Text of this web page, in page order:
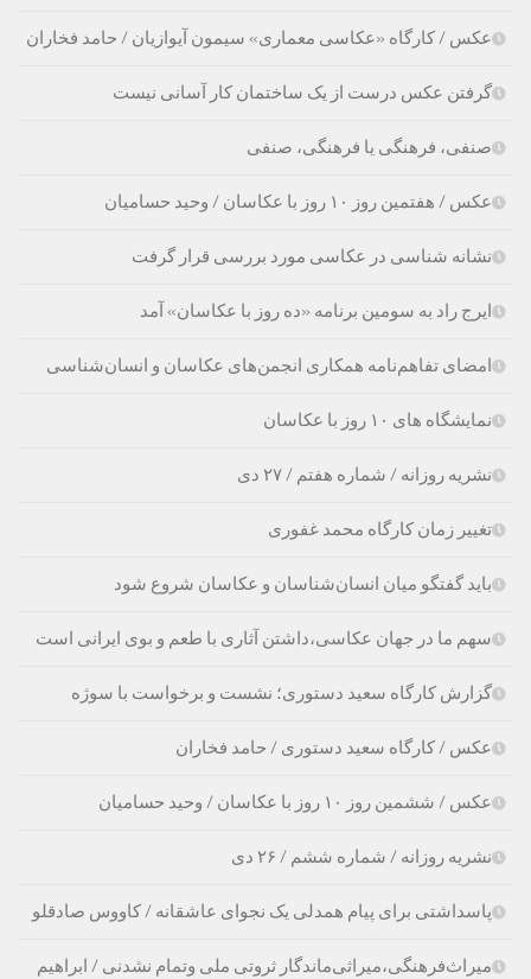
عکس / کارگاه «عکاسی معماری» سیمون آیوازیان / حامد فخاران
گرفتن عکس درست از یک ساختمان کار آسانی نیست
صنفی، فرهنگی یا فرهنگی، صنفی
عکس / هفتمین روز ۱۰ روز با عکاسان / وحید حسامیان
نشانه شناسی در عکاسی مورد بررسی قرار گرفت
ایرج راد به سومین برنامه «ده روز با عکاسان» آمد
امضای تفاهم‌نامه همکاری انجمن‌های عکاسان و انسان‌شناسی
نمایشگاه های ۱۰ روز با عکاسان
نشریه روزانه / شماره هفتم / ۲۷ دی
تغییر زمان کارگاه محمد غفوری
باید گفتگو میان انسان‌شناسان و عکاسان شروع شود
سهم ما در جهان عکاسی،داشتن آثاری با طعم و بوی ایرانی است
گزارش کارگاه سعید دستوری؛ نشست و برخواست با سوژه
عکس / کارگاه سعید دستوری / حامد فخاران
عکس / ششمین روز ۱۰ روز با عکاسان / وحید حسامیان
نشریه روزانه / شماره ششم / ۲۶ دی
پاسداشتی برای پیام همدلی یک نجوای عاشقانه / کاووس صادقلو
میراث‌فرهنگی،‌میراثی‌ماندگار ثروتی ملی وتمام نشدنی / ابراهیم